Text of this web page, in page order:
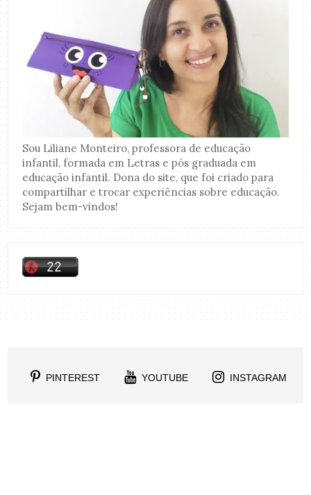
Sou Liliane Monteiro, professora de educação
infantil, formada em Letras e pós graduada em
educação infantil. Dona do site, que foi criado para
compartilhar e trocar experiências sobre educação.
Sejam bem-vindos!
PINTEREST YOUTUBE INSTAGRAM